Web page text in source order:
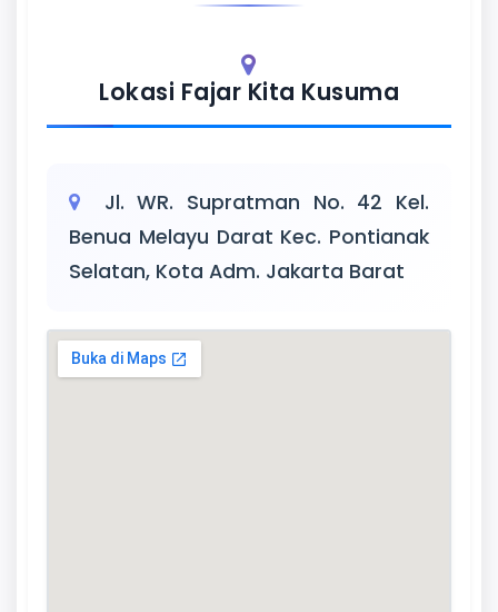
Lokasi Fajar Kita Kusuma
Jl. WR. Supratman No. 42 Kel.
Benua Melayu Darat Kec. Pontianak
Selatan, Kota Adm. Jakarta Barat